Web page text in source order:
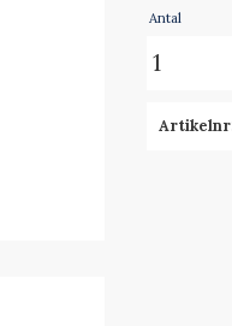
Antal
Artikelnr